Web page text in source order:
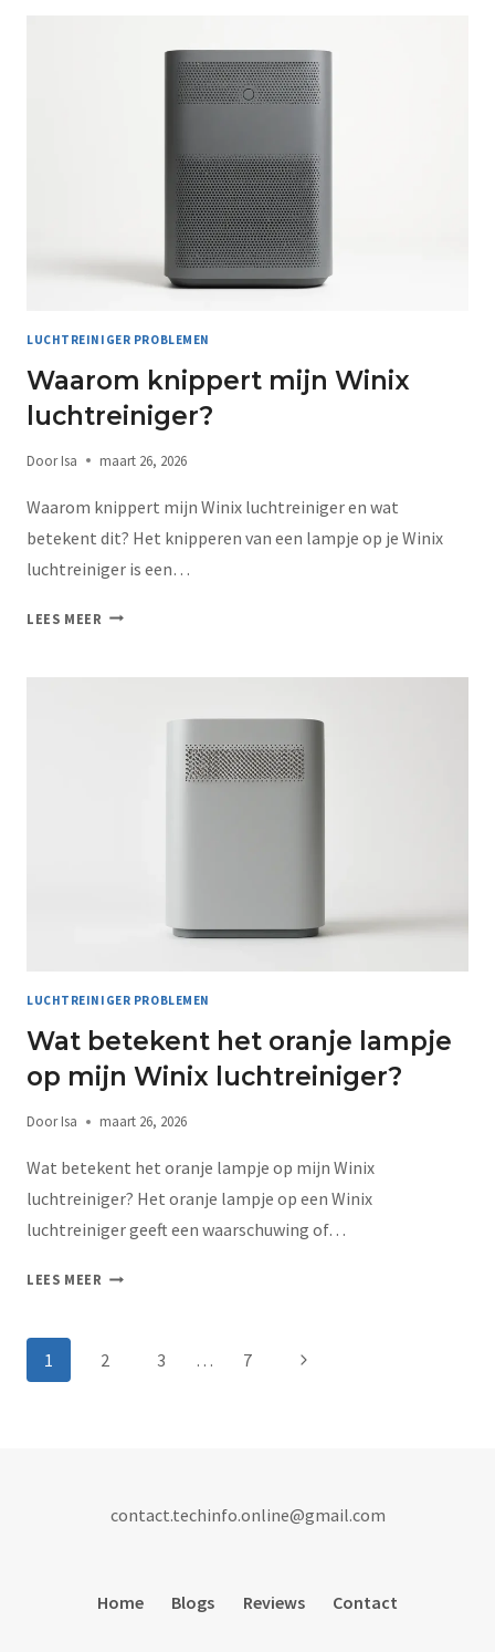
LUCHTREINIGER PROBLEMEN
Waarom knippert mijn Winix
luchtreiniger?
Door Isa maart 26, 2026
Waarom knippert mijn Winix luchtreiniger en wat
betekent dit? Het knipperen van een lampje op je Winix
luchtreiniger is een…
LEES MEER
LUCHTREINIGER PROBLEMEN
Wat betekent het oranje lampje
op mijn Winix luchtreiniger?
Door Isa maart 26, 2026
Wat betekent het oranje lampje op mijn Winix
luchtreiniger? Het oranje lampje op een Winix
luchtreiniger geeft een waarschuwing of…
LEES MEER
1 2 3 … 7
contact.techinfo.online@gmail.com
Home Blogs Reviews Contact